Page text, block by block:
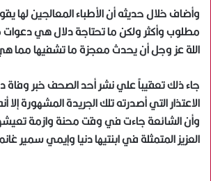
وأضاف خلال حديثه أن الأطباء المعالجين لها
مطلوب وأكثر ولكن ما تحتاجة دلال هي دعوات
اللة عز وجل أن يحدث معجزة ما تشفيها مما
جاء ذلك تعقيباً علي نشر أحد الصحف خبر وفاة
الاعتذار التي أصدرته تلك الجريدة المشهورة
وأن الشائعة جاءت في وقت محنة وازمة
العزيز المتمثلة في ابنتيها دنيا وإيمي سمير